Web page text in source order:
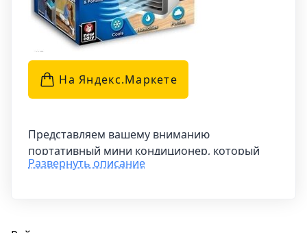
На Яндекс.Маркетe
Представляем вашему вниманию
портативный мини кондиционер, который
также является увлажнителем воздуха. Он
Развернуть описание